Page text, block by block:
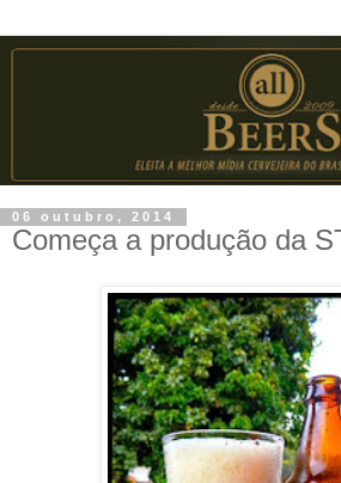
06 outubro, 2014
Começa a produção da